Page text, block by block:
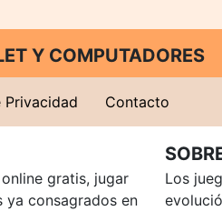
Y COMPUTADORES
Privacidad Contacto
gratis, jugar
ya consagrados en
Los